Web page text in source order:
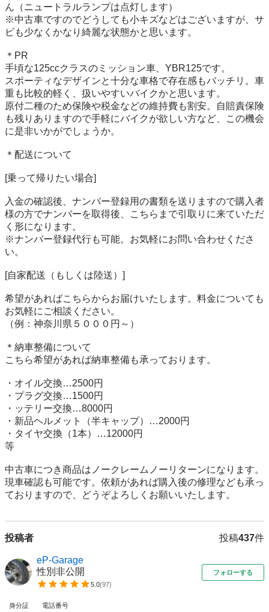
ん（ニュートラルランプは点灯します）
※中古車ですのでどうしても小キズなどはございますが、サ
ビも少なくかなり綺麗な状態かと思います。
＊PR
手頃な125ccクラスのミッション車、YBR125です。
スポーティなデザインと十分な車格で存在感もバッチリ。車
重も比較的軽く、扱いやすいバイクかと思います。
原付二種のため保険や税金などの維持費も割安。自賠責保険
も残りありますので手軽にバイクが欲しい方など、この機会
に是非いかがでしょうか。
＊配送について
[乗って帰りたい場合]
入金の確認後、ナンバー登録用の書類を送りますので購入者
様の方でナンバーを取得後、こちらまで引取りに来ていただ
く形になります。
※ナンバー登録代行も可能。お気軽にお問い合わせくださ
い。
[自家配送（もしくは陸送）]
希望があればこちらからお届けいたします。料金についても
お気軽にご相談ください。
（例：神奈川県５０００円～）
＊納車整備について
こちら希望があれば納車整備も承っております。
・オイル交換…2500円
・プラグ交換…1500円
・ッテリー交換…8000円
・新品ヘルメット（半キャップ）…2000円
・タイヤ交換（1本）…12000円
等
中古車につき商品はノークレームノーリターンになります。
現車確認も可能です。依頼があれば購入後の修理なども承っ
ておりますので、どうぞよろしくお願いいたします。
投稿者 投稿437件
eP-Garage
性別非公開
5.0(97)
フォローする
身分証 電話番号